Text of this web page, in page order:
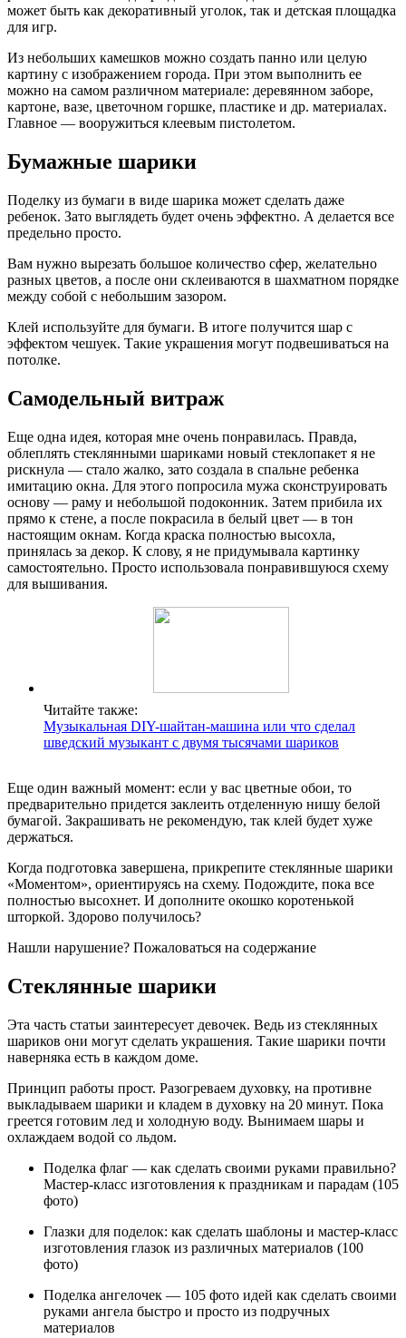
может быть как декоративный уголок, так и детская площадка
для игр.
Из небольших камешков можно создать панно или целую
картину с изображением города. При этом выполнить ее
можно на самом различном материале: деревянном заборе,
картоне, вазе, цветочном горшке, пластике и др. материалах.
Главное — вооружиться клеевым пистолетом.
Бумажные шарики
Поделку из бумаги в виде шарика может сделать даже
ребенок. Зато выглядеть будет очень эффектно. А делается все
предельно просто.
Вам нужно вырезать большое количество сфер, желательно
разных цветов, а после они склеиваются в шахматном порядке
между собой с небольшим зазором.
Клей используйте для бумаги. В итоге получится шар с
эффектом чешуек. Такие украшения могут подвешиваться на
потолке.
Самодельный витраж
Еще одна идея, которая мне очень понравилась. Правда,
облеплять стеклянными шариками новый стеклопакет я не
рискнула — стало жалко, зато создала в спальне ребенка
имитацию окна. Для этого попросила мужа сконструировать
основу — раму и небольшой подоконник. Затем прибила их
прямо к стене, а после покрасила в белый цвет — в тон
настоящим окнам. Когда краска полностью высохла,
принялась за декор. К слову, я не придумывала картинку
самостоятельно. Просто использовала понравившуюся схему
для вышивания.
Читайте также:
Музыкальная DIY-шайтан-машина или что сделал
шведский музыкант с двумя тысячами шариков
Еще один важный момент: если у вас цветные обои, то
предварительно придется заклеить отделенную нишу белой
бумагой. Закрашивать не рекомендую, так клей будет хуже
держаться.
Когда подготовка завершена, прикрепите стеклянные шарики
«Моментом», ориентируясь на схему. Подождите, пока все
полностью высохнет. И дополните окошко коротенькой
шторкой. Здорово получилось?
Нашли нарушение? Пожаловаться на содержание
Стеклянные шарики
Эта часть статьи заинтересует девочек. Ведь из стеклянных
шариков они могут сделать украшения. Такие шарики почти
наверняка есть в каждом доме.
Принцип работы прост. Разогреваем духовку, на противне
выкладываем шарики и кладем в духовку на 20 минут. Пока
греется готовим лед и холодную воду. Вынимаем шары и
охлаждаем водой со льдом.
Поделка флаг — как сделать своими руками правильно?
Мастер-класс изготовления к праздникам и парадам (105
фото)
Глазки для поделок: как сделать шаблоны и мастер-класс
изготовления глазок из различных материалов (100
фото)
Поделка ангелочек — 105 фото идей как сделать своими
руками ангела быстро и просто из подручных
материалов